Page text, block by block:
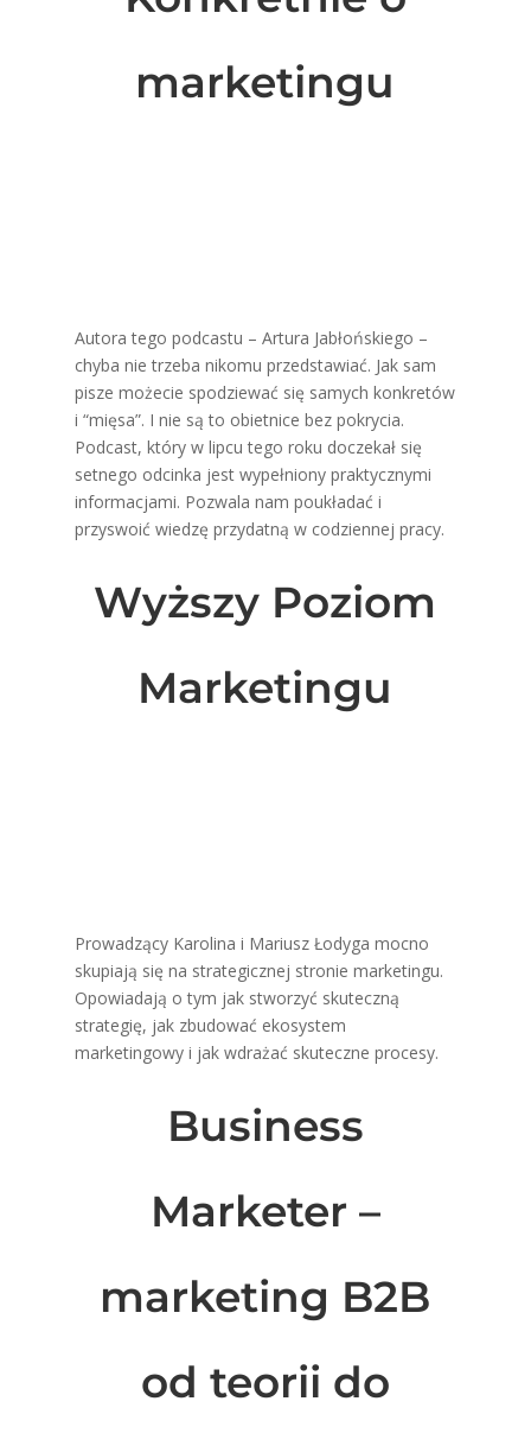
marketingu
Autora tego podcastu – Artura Jabłońskiego –
chyba nie trzeba nikomu przedstawiać. Jak sam
pisze możecie spodziewać się samych konkretów
i “mięsa”. I nie są to obietnice bez pokrycia.
Podcast, który w lipcu tego roku doczekał się
setnego odcinka jest wypełniony praktycznymi
informacjami. Pozwala nam poukładać i
przyswoić wiedzę przydatną w codziennej pracy.
Wyższy Poziom
Marketingu
Prowadzący Karolina i Mariusz Łodyga mocno
skupiają się na strategicznej stronie marketingu.
Opowiadają o tym jak stworzyć skuteczną
strategię, jak zbudować ekosystem
marketingowy i jak wdrażać skuteczne procesy.
Business
Marketer –
marketing B2B
od teorii do